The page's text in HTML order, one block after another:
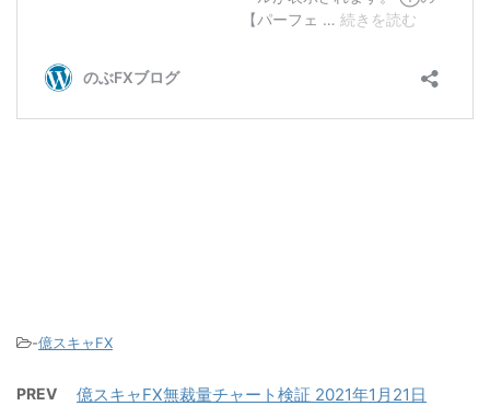
-億スキャFX
PREV
億スキャFX無裁量チャート検証 2021年1月21日